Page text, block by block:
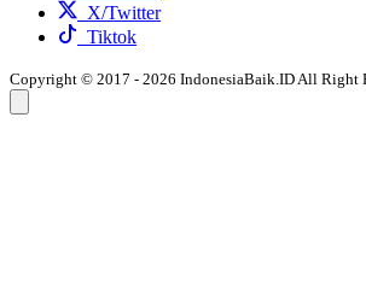
X/Twitter
Tiktok
Copyright © 2017 - 2026 IndonesiaBaik.ID All Right